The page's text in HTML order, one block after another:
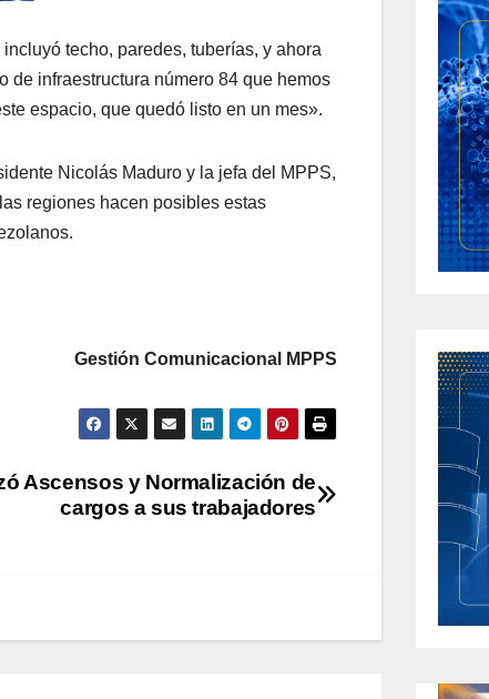
techo, paredes, tuberías, y ahora
infraestructura número 84 que hemos
espacio, que quedó listo en un mes».
Nicolás Maduro y la jefa del MPPS,
regiones hacen posibles estas
Gestión Comunicacional MPPS
Ascensos y Normalización de
cargos a sus trabajadores